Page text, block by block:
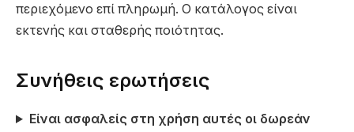
περιεχόμενο επί πληρωμή. Ο κατάλογος είναι
εκτενής και σταθερής ποιότητας.
Συνήθεις ερωτήσεις
Είναι ασφαλείς στη χρήση αυτές οι δωρεάν